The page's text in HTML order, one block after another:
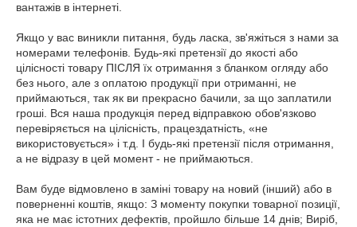
вантажів в інтернеті.
Якщо у вас виникли питання, будь ласка, зв'яжіться з нами за
номерами телефонів. Будь-які претензії до якості або
цілісності товару ПІСЛЯ їх отримання з бланком огляду або
без нього, але з оплатою продукції при отриманні, не
приймаються, так як ви прекрасно бачили, за що заплатили
гроші. Вся наша продукція перед відправкою обов'язково
перевіряється на цілісність, працездатність, «не
використовується» і т.д. І будь-які претензії після отримання,
а не відразу в цей момент - не приймаються.
Вам буде відмовлено в заміні товару на новий (інший) або в
поверненні коштів, якщо: З моменту покупки товарної позиції,
яка не має істотних дефектів, пройшло більше 14 днів; Виріб,